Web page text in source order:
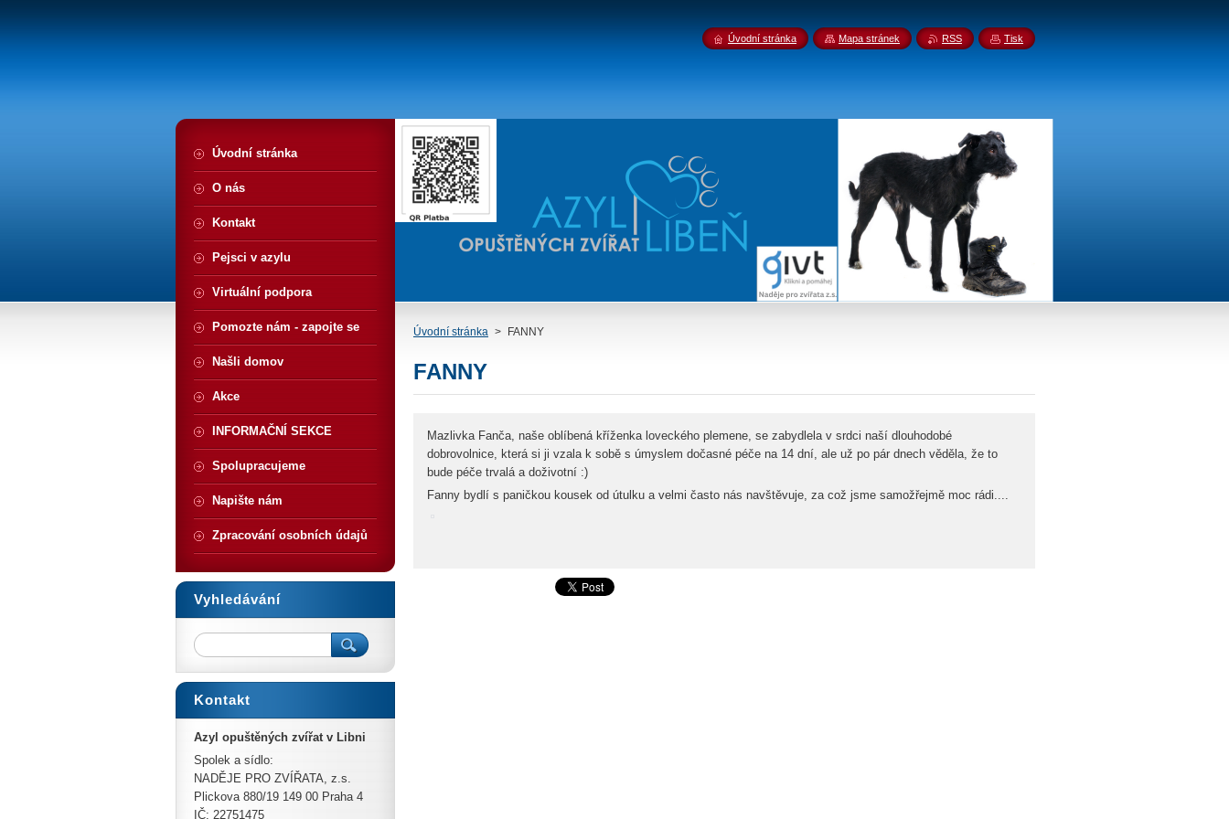
Úvodní stránka > FANNY
FANNY
Mazlivka Fanča, naše oblíbená kříženka loveckého plemene, se zabydlela v srdci naší dlouhodobé
dobrovolnice, která si ji vzala k sobě s úmyslem dočasné péče na 14 dní, ale už po pár dnech věděla, že to
bude péče trvalá a doživotní :)
Fanny bydlí s paničkou kousek od útulku a velmi často nás navštěvuje, za což jsme samožřejmě moc rádi....
Úvodní stránka
O nás
Kontakt
Pejsci v azylu
Virtuální podpora
Pomozte nám - zapojte se
Našli domov
Akce
INFORMAČNÍ SEKCE
Spolupracujeme
Napište nám
Zpracování osobních údajů
Vyhledávání
Kontakt
Azyl opuštěných zvířat v Libni
Spolek a sídlo:
NADĚJE PRO ZVÍŘATA, z.s.
Plickova 880/19 149 00 Praha 4
IČ: 22751475
Úvodní stránka Mapa stránek RSS Tisk